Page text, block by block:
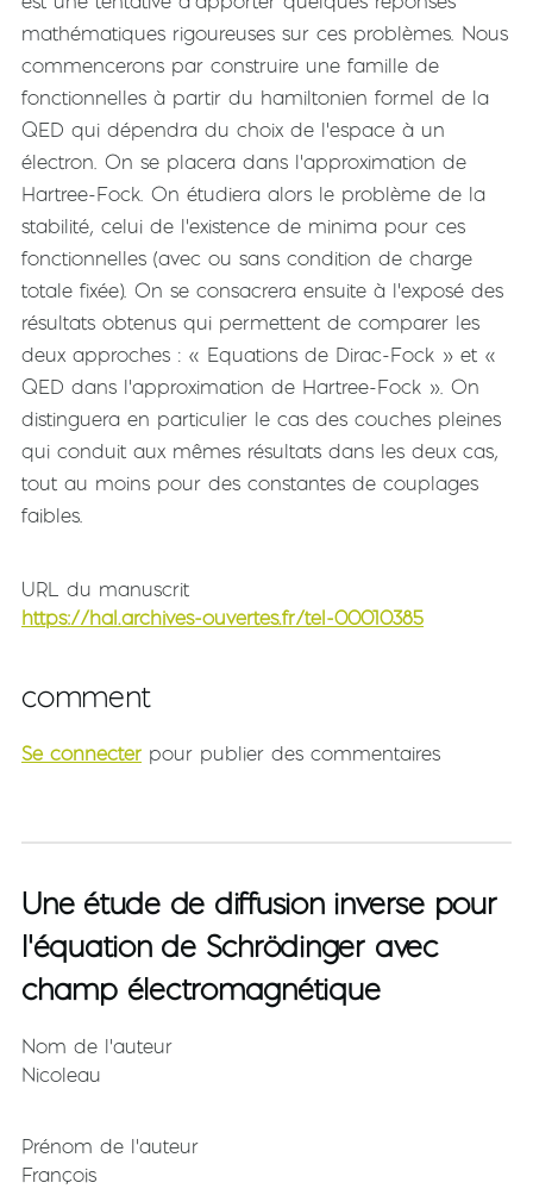
mathématiques rigoureuses sur ces problèmes. Nous
commencerons par construire une famille de
fonctionnelles à partir du hamiltonien formel de la
QED qui dépendra du choix de l'espace à un
électron. On se placera dans l'approximation de
Hartree-Fock. On étudiera alors le problème de la
stabilité, celui de l'existence de minima pour ces
fonctionnelles (avec ou sans condition de charge
totale fixée). On se consacrera ensuite à l'exposé des
résultats obtenus qui permettent de comparer les
deux approches : « Equations de Dirac-Fock » et «
QED dans l'approximation de Hartree-Fock ». On
distinguera en particulier le cas des couches pleines
qui conduit aux mêmes résultats dans les deux cas,
tout au moins pour des constantes de couplages
faibles.
URL du manuscrit
https://hal.archives-ouvertes.fr/tel-00010385
comment
Se connecter pour publier des commentaires
Une étude de diffusion inverse pour
l'équation de Schrödinger avec
champ électromagnétique
Nom de l'auteur
Nicoleau
Prénom de l'auteur
François